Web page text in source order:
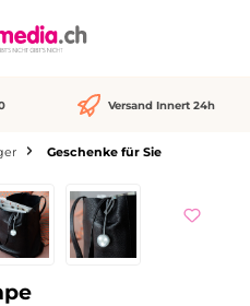
Versand Innert 24h
Geschenke für Sie